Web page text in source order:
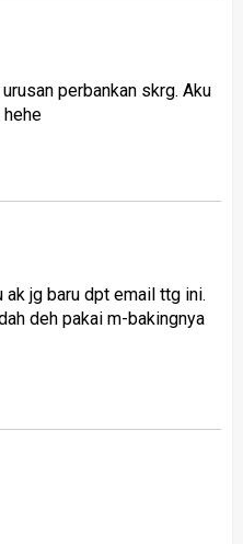
perbankan skrg. Aku
ak jg baru dpt email ttg ini.
deh pakai m-bakingnya